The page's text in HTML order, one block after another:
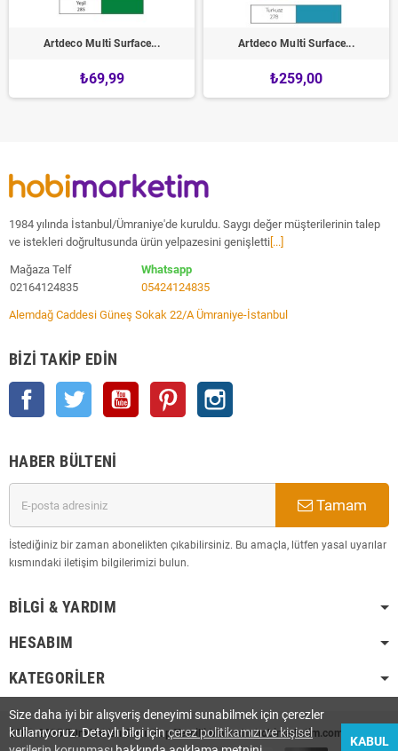
Artdeco Multi Surface...
₺69,99
Artdeco Multi Surface...
₺259,00
1984 yılında İstanbul/Ümraniye'de kuruldu. Saygı değer müşterilerinin talep
ve istekleri doğrultusunda ürün yelpazesini genişletti [...]
Mağaza Telf
02164124835
Whatsapp
05424124835
Alemdağ Caddesi Güneş Sokak 22/A Ümraniye-İstanbul
BIZI TAKIP EDIN
Facebook Twitter YouTube Pinterest
HABER BÜLTENI
Tamam
İstediğiniz bir zaman abonelikten çıkabilirsiniz. Bu amaçla, lütfen yasal uyarılar
kısmındaki iletişim bilgilerimizi bulun.
BILGI & YARDIM
HESABIM
KATEGORILER
2008-2025 Tüm Hakları Saklı Olup Tescilli Markadır. hobimarketim.com
Size daha iyi bir alışveriş deneyimi sunabilmek için çerezler
kullanıyoruz. Detaylı bilgi içinçerez politikamızı ve kişisel
KABUL